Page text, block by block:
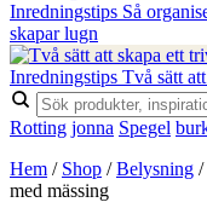
Inredningstips Så
skapar lugn
Inredningstips Två sätt
Rotting jonna Spegel
Hem / Shop /Belysning /
med mässing